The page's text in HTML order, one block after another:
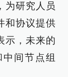
为研究人员
和协议提供
示，未来的
间节点组